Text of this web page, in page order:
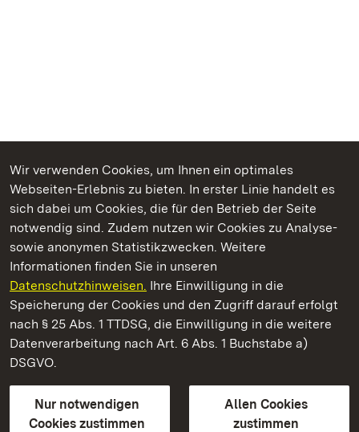
Wir verwenden Cookies, um Ihnen ein optimales
Webseiten-Erlebnis zu bieten. In erster Linie handelt es
sich dabei um Cookies, die für den Betrieb der Seite
notwendig sind. Zudem nutzen wir Cookies zu Analyse-
sowie anonymen Statistikzwecken. Weitere
Informationen finden Sie in unseren
Datenschutzhinweisen. Ihre Einwilligung in die
Speicherung der Cookies und den Zugriff darauf erfolgt
nach § 25 Abs. 1 TTDSG, die Einwilligung in die weitere
Datenverarbeitung nach Art. 6 Abs. 1 Buchstabe a)
DSGVO.
Nur notwendigen
Cookies zustimmen
Allen Cookies
zustimmen
Kommen. Staunen. Genießen.
Staatliche Schlösser und Gärten Baden‑Württemberg
Staatliche Schlösser und Gärten Baden-Württemberg
Kontakt
GebärdenspracheLeichte Sprache
Erklärung zur Barrierefreiheit
BITV-konform (geprüfte Seiten)